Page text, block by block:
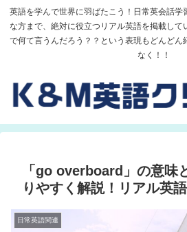
英語を学んで世界に羽ばたこう！日常英会話学
な方まで、絶対に役立つリアル英語を掲載して
で何て言うんだろう？？という表現もどんどん
なく！！
「go overboard」の意味
りやすく解説！リアル英語
日常英語関連